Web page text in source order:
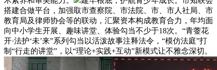
搭建合做平台，加强取市查察院、市法院、市、市人社局、市
教育局及律师协会等的联动，汇聚资本构成教育合力，年均面
向中小学生开展、趣味讲堂、体验勾当不少于18次。“青蓥花
开·法护‘未’来”系列勾当以活泼故事注释法令，“模仿法庭”打
制“行走的讲堂”，以“理论+实践+互动”新模式让不雅念深切。